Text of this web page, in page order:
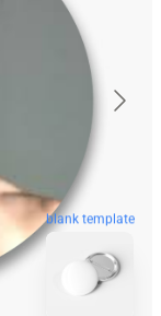
blank template